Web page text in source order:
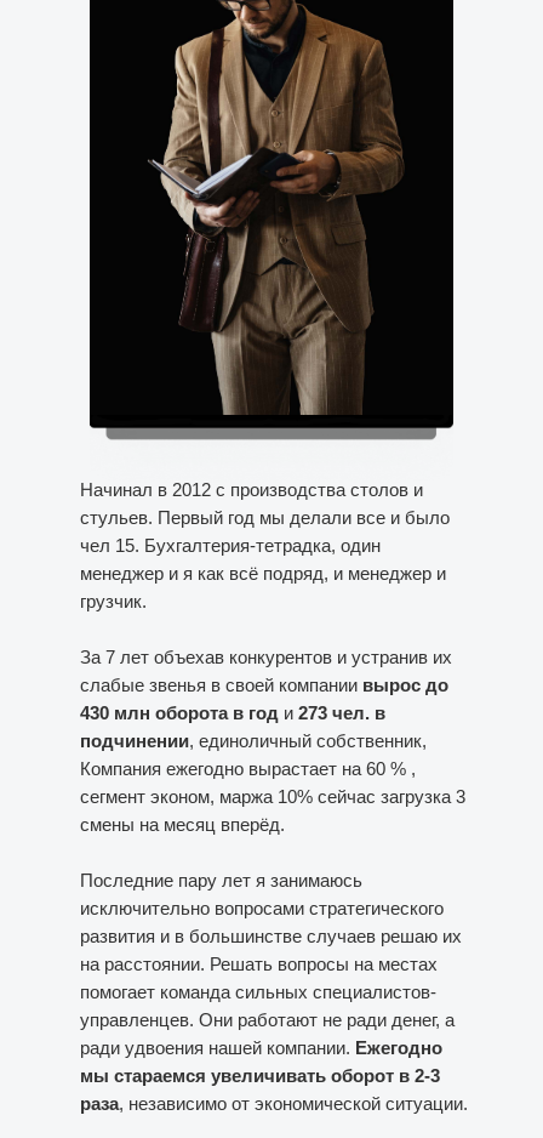
Начинал в 2012 с производства столов и
стульев. Первый год мы делали все и было
чел 15. Бухгалтерия-тетрадка, один
менеджер и я как всё подряд, и менеджер и
грузчик.
За 7 лет объехав конкурентов и устранив их
слабые звенья в своей компании вырос до
430 млн оборота в год и 273 чел. в
подчинении, единоличный собственник,
Компания ежегодно вырастает на 60 % ,
сегмент эконом, маржа 10% сейчас загрузка 3
смены на месяц вперёд.
Последние пару лет я занимаюсь
исключительно вопросами стратегического
развития и в большинстве случаев решаю их
на расстоянии. Решать вопросы на местах
помогает команда сильных специалистов-
управленцев. Они работают не ради денег, а
ради удвоения нашей компании. Ежегодно
мы стараемся увеличивать оборот в 2-3
раза, независимо от экономической ситуации.